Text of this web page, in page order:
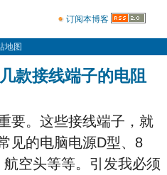
订阅本博客
地图
款接线端子的电阻
要。这些接线端子，就
见的电脑电源D型、8
空头等等。引发我必须